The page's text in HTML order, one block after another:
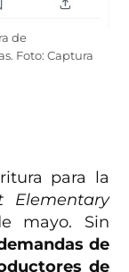
de
Foto: Captura
para la
Elementary
mayo. Sin
de
de